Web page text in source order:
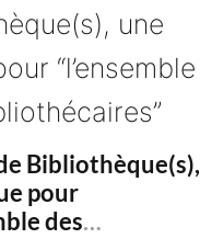
Bibliothèque(s),
pour
des